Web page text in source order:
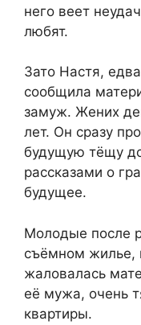
него веет
любят.
Зато Настя,
сообщила
замуж. Жених
лет. Он сразу
будущую тёщу
рассказами о
будущее.
Молодые после
съёмном жилье,
жаловалась
её мужа, очень
квартиры.